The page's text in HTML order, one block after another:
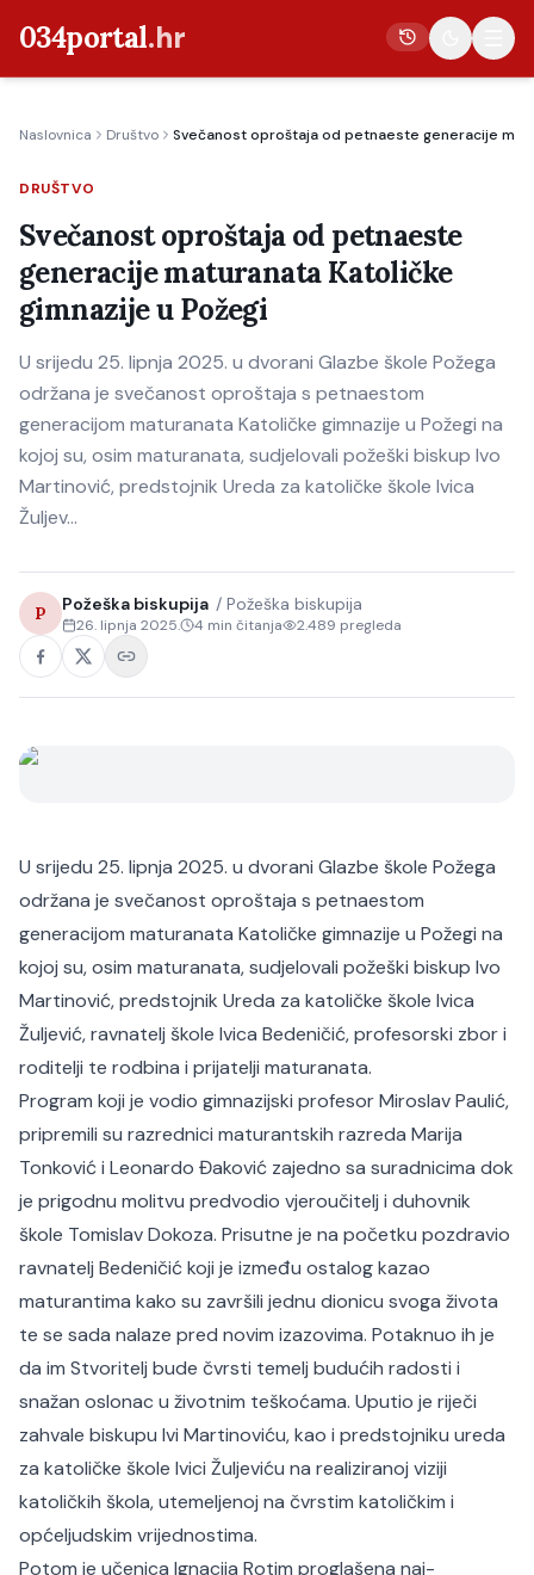
034portal.hr
Crna kronika
Poljoprivreda
Politika
Gospodarstvo
Život
Sport
Naslovnica Društvo Svečanost oproštaja od petnaeste generacije
DRUŠTVO
Svečanost oproštaja od petnaeste
generacije maturanata Katoličke
gimnazije u Požegi
U srijedu 25. lipnja 2025. u dvorani Glazbe škole Požega
održana je svečanost oproštaja s petnaestom
generacijom maturanata Katoličke gimnazije u Požegi na
kojoj su, osim maturanata, sudjelovali požeški biskup Ivo
Martinović, predstojnik Ureda za katoličke škole Ivica
Žuljev…
P Požeška biskupija / Požeška biskupija
26. lipnja 2025. 4 min čitanja 2.489 pregleda
U srijedu 25. lipnja 2025. u dvorani Glazbe škole Požega
održana je svečanost oproštaja s petnaestom
generacijom maturanata Katoličke gimnazije u Požegi na
kojoj su, osim maturanata, sudjelovali požeški biskup Ivo
Martinović, predstojnik Ureda za katoličke škole Ivica
Žuljević, ravnatelj škole Ivica Bedeničić, profesorski zbor i
roditelji te rodbina i prijatelji maturanata.
Program koji je vodio gimnazijski profesor Miroslav Paulić,
pripremili su razrednici maturantskih razreda Marija
Tonković i Leonardo Đaković zajedno sa suradnicima dok
je prigodnu molitvu predvodio vjeroučitelj i duhovnik
škole Tomislav Dokoza. Prisutne je na početku pozdravio
ravnatelj Bedeničić koji je između ostalog kazao
maturantima kako su završili jednu dionicu svoga života
te se sada nalaze pred novim izazovima. Potaknuo ih je
da im Stvoritelj bude čvrsti temelj budućih radosti i
snažan oslonac u životnim teškoćama. Uputio je riječi
zahvale biskupu Ivi Martinoviću, kao i predstojniku ureda
za katoličke škole Ivici Žuljeviću na realiziranoj viziji
katoličkih škola, utemeljenoj na čvrstim katoličkim i
općeljudskim vrijednostima.
Potom je učenica Ignacija Rotim proglašena naj-